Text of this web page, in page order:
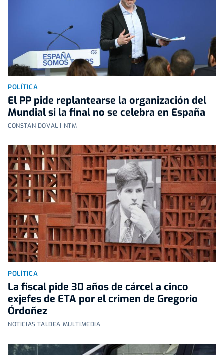
POLÍTICA
El PP pide replantearse la organización del
Mundial si la final no se celebra en España
CONSTAN DOVAL | NTM
POLÍTICA
La fiscal pide 30 años de cárcel a cinco
exjefes de ETA por el crimen de Gregorio
Órdoñez
NOTICIAS TALDEA MULTIMEDIA